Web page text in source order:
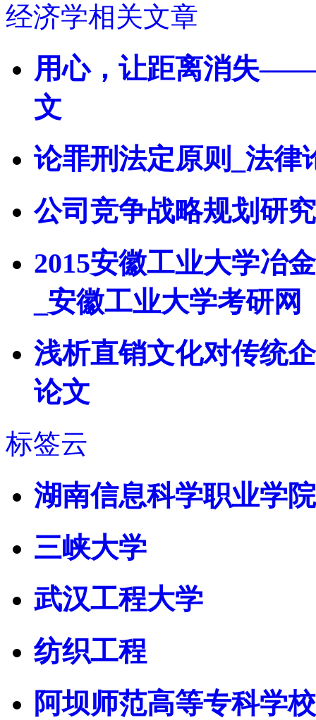
经济学相关文章
用心，让距离消失——
文
论罪刑法定原则_法律
公司竞争战略规划研
2015安徽工业大学冶
_安徽工业大学考研网
浅析直销文化对传统
论文
标签云
湖南信息科学职业学院
三峡大学
武汉工程大学
纺织工程
阿坝师范高等专科学校